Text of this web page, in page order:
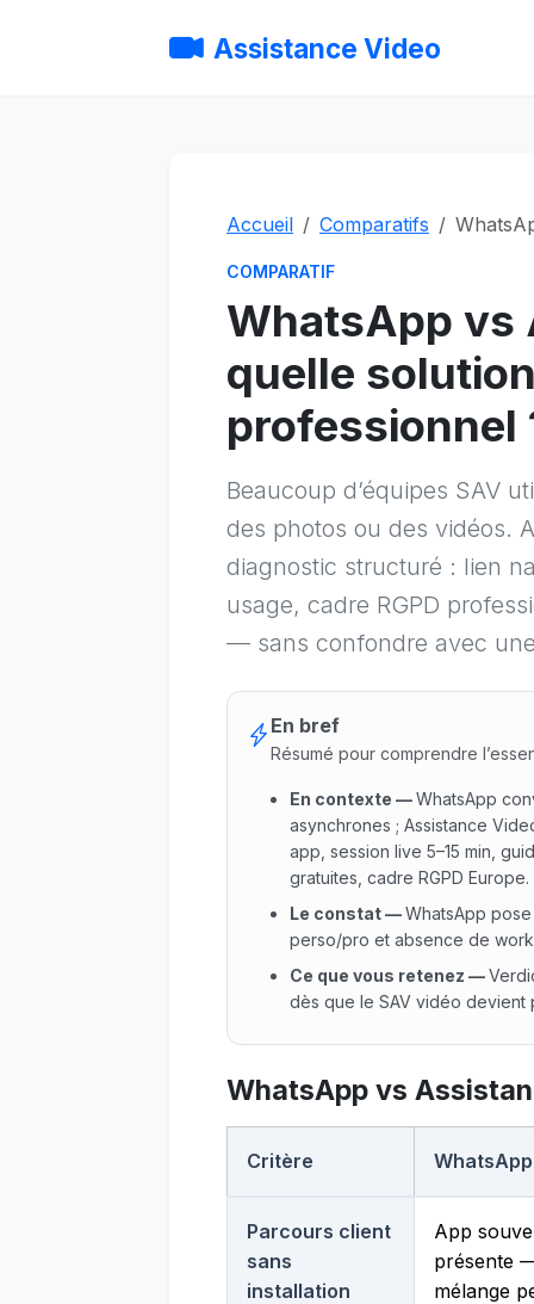
Assistance Video
Accueil Comparatifs
COMPARATIF
WhatsApp vs
quelle
professionnel
Beaucoup d’équipes SAV
des photos ou des vidéos.
diagnostic structuré : lien
usage, cadre RGPD
— sans confondre avec
En bref
Résumé pour comprendre
En contexte —WhatsApp
asynchrones ; Assistance
app, session live 5–15 min,
gratuites, cadre RGPD Europe.
Le constat—WhatsApp
perso/pro et absence de
Ce que vous retenez —
dès que le SAV vidéo devient
En contexte : WhatsApp
WhatsApp vs
Critère WhatsApp
Parcours client
sans
installation
App
présente
mélange